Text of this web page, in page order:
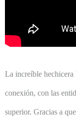
La increíble hechicera
conexión, con las
superior. Gracias a